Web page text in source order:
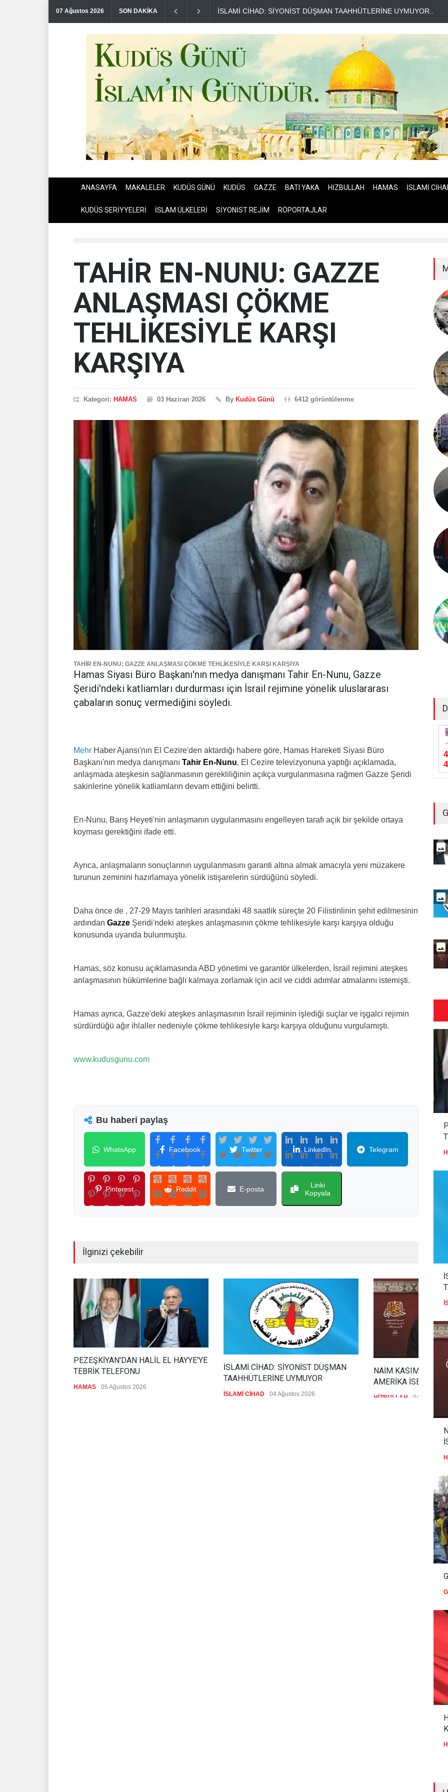
07 Ağustos 2026 SON DAKİKA NAİM KASIM: İRAN KAZANDI AMERİKA İSE KAYBETTİ.. GAZZE
ANASAYFA MAKALELER KUDÜS GÜNÜ KUDÜS GAZZE BATI YAKA HİZBULLAH HAMAS İSLAMİ
KUDÜS SERİYYELERİ İSLAM ÜLKELERİ SİYONİST REJİM RÖPORTAJLAR
TAHİR EN-NUNU: GAZZE
ANLAŞMASI ÇÖKME
TEHLİKESİYLE KARŞI
KARŞIYA
Kategori: HAMAS 03 Haziran 2026 By Kudüs Günü 6412 görüntülenme
TAHİR EN-NUNU: GAZZE ANLAŞMASI ÇÖKME TEHLİKESİYLE KARŞI KARŞIYA
Hamas Siyasi Büro Başkanı'nın medya danışmanı Tahir En-Nunu, Gazze
Şeridi'ndeki katliamları durdurması için İsrail rejimine yönelik uluslararası
çabaların sonuç vermediğini söyledi.
Mehr Haber Ajansı'nın El Cezire'den aktardığı habere göre, Hamas Hareketi Siyasi Büro
Başkanı'nın medya danışmanı Tahir En-Nunu, El Cezire televizyonuna yaptığı açıklamada,
anlaşmada ateşkesin sağlanmasının gerekliliğinin açıkça vurgulanmasına rağmen Gazze Şeridi
sakinlerine yönelik katliamların devam ettiğini belirtti.
En-Nunu, Barış Heyeti'nin anlaşmanın uygulanmasını engelleyen tarafı açık bir şekilde ortaya
koyması gerektiğini ifade etti.
Ayrıca, anlaşmaların sonuçlarının uygulanmasını garanti altına almak amacıyla yeni müzakere
turunun zeminini hazırlamaya yönelik istişarelerin sürdüğünü söyledi.
Daha önce de , 27-29 Mayıs tarihleri arasındaki 48 saatlik süreçte 20 Filistinlinin şehit edilmesinin
ardından Gazze Şeridi'ndeki ateşkes anlaşmasının çökme tehlikesiyle karşı karşıya olduğu
konusunda uyarıda bulunmuştu.
Hamas, söz konusu açıklamasında ABD yönetimi ve garantör ülkelerden, İsrail rejimini ateşkes
anlaşmasının hükümlerine bağlı kalmaya zorlamak için acil ve ciddi adımlar atmalarını istemişti.
Hamas ayrıca, Gazze'deki ateşkes anlaşmasının İsrail rejiminin işlediği suçlar ve işgalci rejimin
sürdürdüğü ağır ihlaller nedeniyle çökme tehlikesiyle karşı karşıya olduğunu vurgulamıştı.
www.kudusgunu.com
Bu haberi paylaş
WhatsApp Facebook Twitter LinkedIn Telegram
Pinterest Reddit E-posta
Linki
Kopyala
İlginizi çekebilir
PEZEŞKİYAN'DAN HALİL EL HAYYE'YE
TEBRİK TELEFONU
HAMAS 05 Ağustos 2026
İSLAMİ CİHAD: SİYONİST DÜŞMAN
TAAHHÜTLERİNE UYMUYOR
İSLAMİ CİHAD 04 Ağustos 2026
NAİM KASIM: İRAN
AMERİKA İSE
HİZBULLAH 04 Ağustos